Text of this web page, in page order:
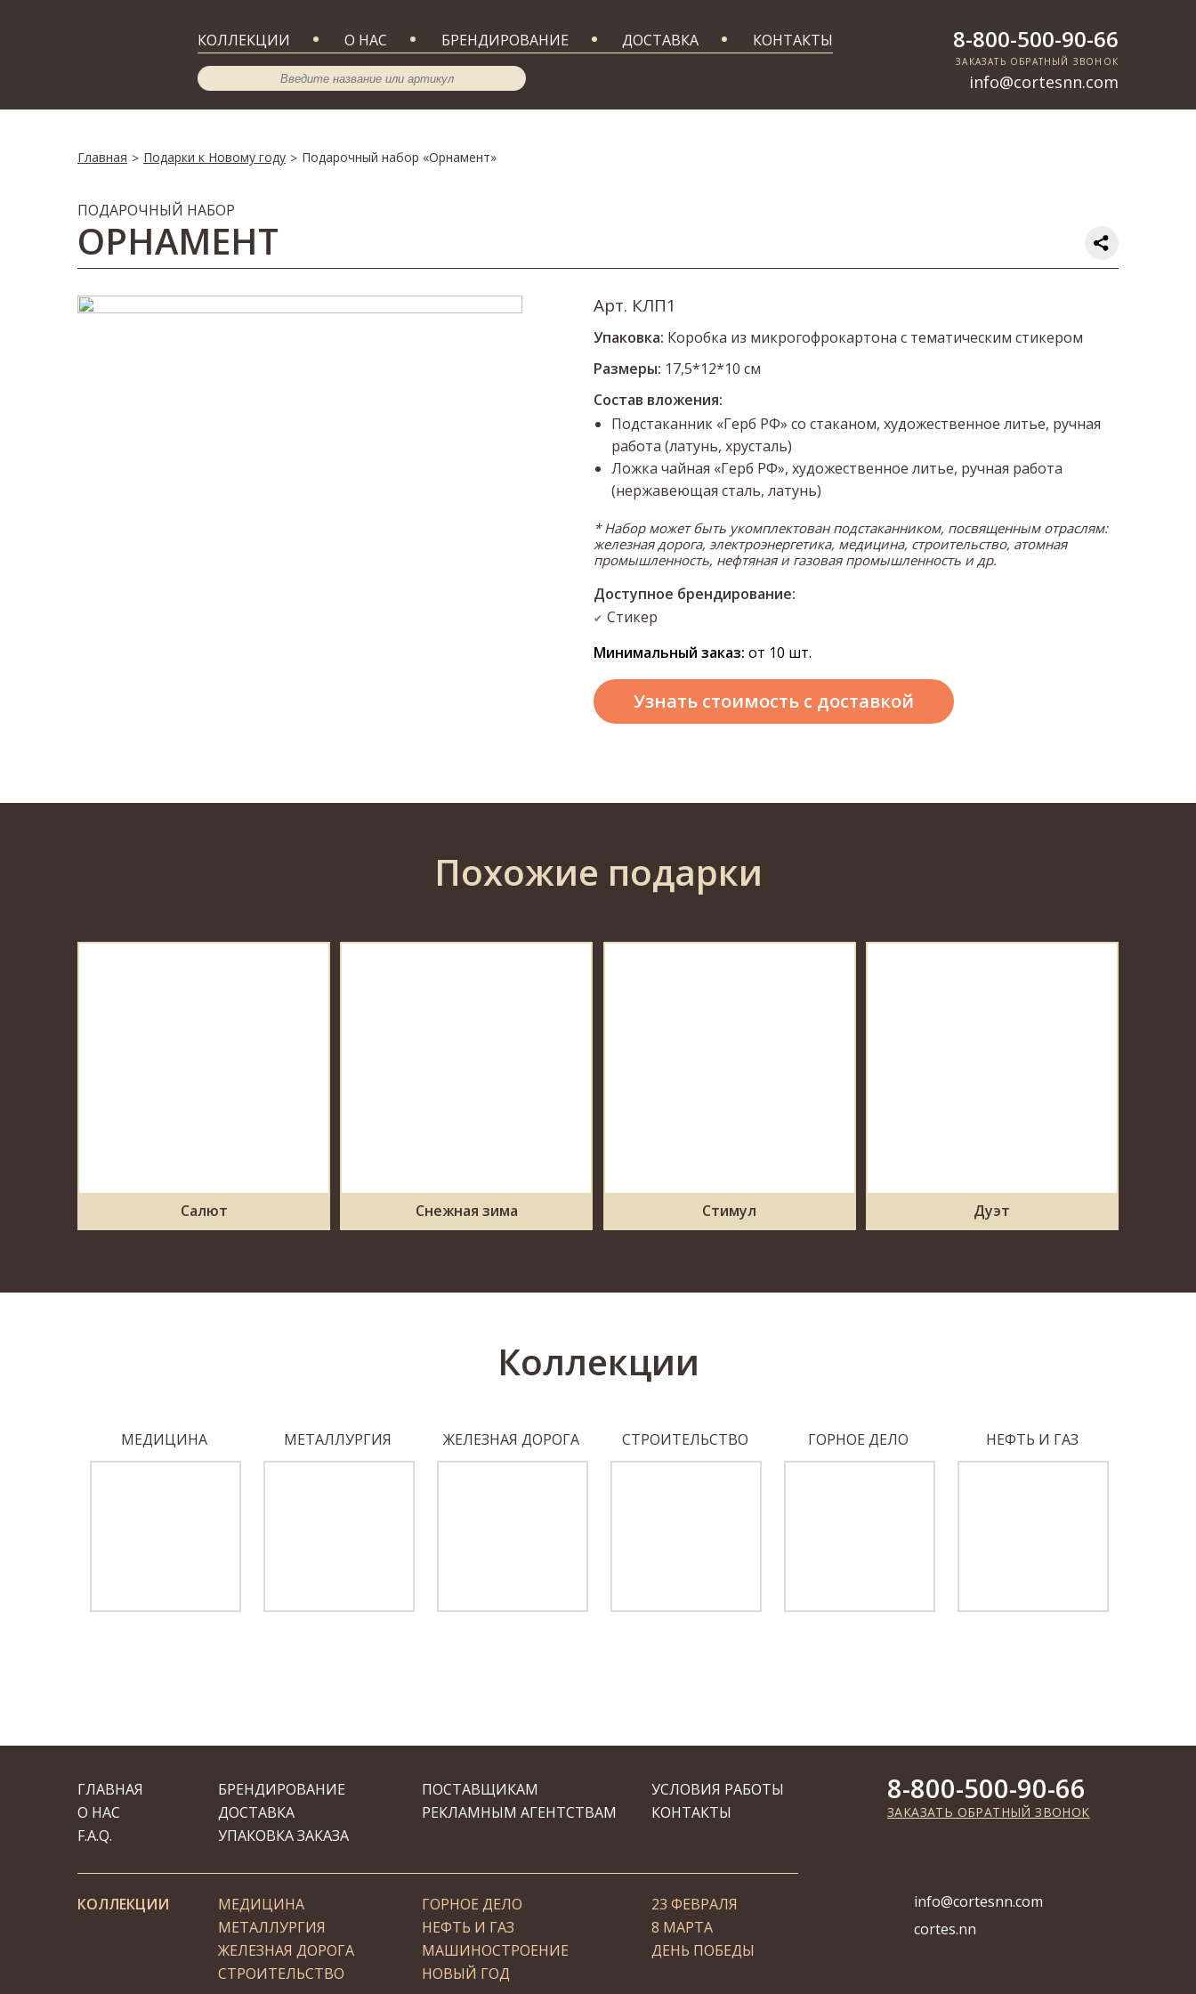
КОЛЛЕКЦИИ О НАС БРЕНДИРОВАНИЕ ДОСТАВКА КОНТАКТЫ 8-800-500-90-66
ЗАКАЗАТЬ ОБРАТНЫЙ ЗВОНОК
info@cortesnn.com
Главная > Подарки к Новому году > Подарочный набор «Орнамент»
ПОДАРОЧНЫЙ НАБОР
ОРНАМЕНТ
Арт. КЛП1
Упаковка: Коробка из микрогофрокартона с тематическим стикером
Размеры: 17,5*12*10 см
Состав вложения:
Подстаканник «Герб РФ» со стаканом, художественное литье, ручная
работа (латунь, хрусталь)
Ложка чайная «Герб РФ», художественное литье, ручная работа
(нержавеющая сталь, латунь)
* Набор может быть укомплектован подстаканником, посвященным отраслям:
железная дорога, электроэнергетика, медицина, строительство, атомная
промышленность, нефтяная и газовая промышленность и др.
Доступное брендирование:
✔ Стикер
Минимальный заказ: от 10 шт.
Узнать стоимость с доставкой
Похожие подарки
Салют Снежная зима Стимул Дуэт
Коллекции
МЕДИЦИНА МЕТАЛЛУРГИЯ ЖЕЛЕЗНАЯ ДОРОГА СТРОИТЕЛЬСТВО ГОРНОЕ ДЕЛО НЕФТЬ И ГАЗ
ГЛАВНАЯ
О НАС
F.A.Q.
БРЕНДИРОВАНИЕ
ДОСТАВКА
УПАКОВКА ЗАКАЗА
ПОСТАВЩИКАМ
РЕКЛАМНЫМ АГЕНТСТВАМ
УСЛОВИЯ РАБОТЫ
КОНТАКТЫ
КОЛЛЕКЦИИ
МЕДИЦИНА
МЕТАЛЛУРГИЯ
ЖЕЛЕЗНАЯ ДОРОГА
СТРОИТЕЛЬСТВО
ГОРНОЕ ДЕЛО
НЕФТЬ И ГАЗ
МАШИНОСТРОЕНИЕ
НОВЫЙ ГОД
23 ФЕВРАЛЯ
8 МАРТА
ДЕНЬ ПОБЕДЫ
8-800-500-90-66
ЗАКАЗАТЬ ОБРАТНЫЙ ЗВОНОК
info@cortesnn.com
cortes.nn